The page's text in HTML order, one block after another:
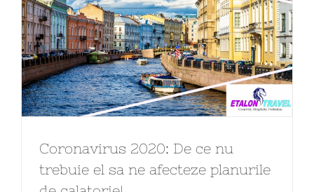
Coronavirus 2020: De ce nu
trebuie el sa ne afecteze planurile